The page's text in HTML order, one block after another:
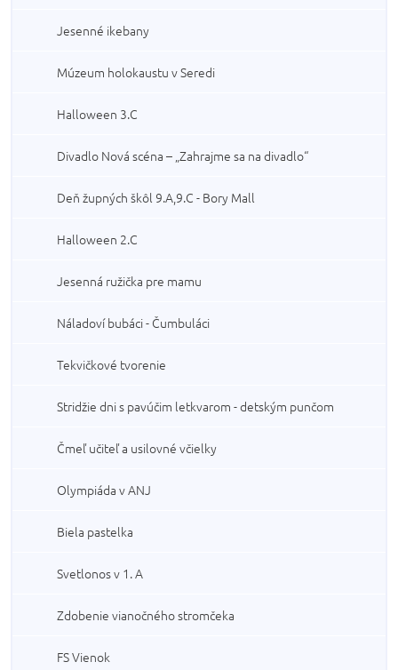
Jesenné ikebany
Múzeum holokaustu v Seredi
Halloween 3.C
Divadlo Nová scéna – „Zahrajme sa na divadlo“
Deň župných škôl 9.A,9.C - Bory Mall
Halloween 2.C
Jesenná ružička pre mamu
Náladoví bubáci - Čumbuláci
Tekvičkové tvorenie
Stridžie dni s pavúčim letkvarom - detským punčom
Čmeľ učiteľ a usilovné včielky
Olympiáda v ANJ
Biela pastelka
Svetlonos v 1. A
Zdobenie vianočného stromčeka
FS Vienok